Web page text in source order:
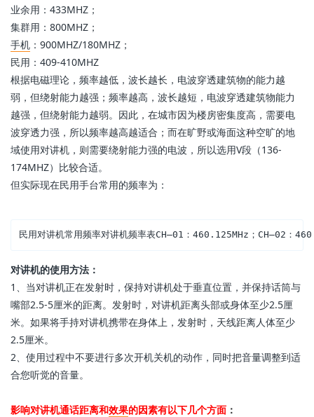
业余用：433MHZ；
集群用：800MHZ；
手机 ：900MHZ/180MHZ；
民用：409-410MHZ
根据电磁理论，频率越低，波长越长，电波穿透建筑物的能力越
弱，但绕射能力越强；频率越高，波长越短，电波穿透建筑物能力
越强，但绕射能力越弱。因此，在城市因为楼房密集度高，需要电
波穿透力强，所以频率越高越适合；而在旷野或海面这种空旷的地
域使用对讲机，则需要绕射能力强的电波，所以选用V段（136-
174MHZ）比较合适。
但实际现在民用手台常用的频率为：
民用对讲机常用频率对讲机频率表CH—01：460.125MHz
对讲机的使用方法：
1、当对讲机正在发射时，保持对讲机处于垂直位置，并保持话筒与
嘴部2.5-5厘米的距离。发射时，对讲机距离头部或身体至少2.5厘
米。如果将手持对讲机携带在身体上，发射时，天线距离人体至少
2.5厘米。
2、使用过程中不要进行多次开机关机的动作，同时把音量调整到适
合您听觉的音量。
影响对讲机通话距离和效果的因素有以下几个方面 ：